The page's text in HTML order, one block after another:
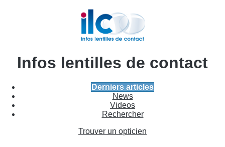
Infos lentilles de contact
Derniers articles
News
Videos
Rechercher
Trouver un opticien